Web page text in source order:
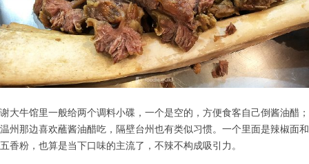
谢大牛馆里一般给两个调料小碟，一个是空的，方便食客自己倒酱油醋；
温州那边喜欢蘸酱油醋吃，隔壁台州也有类似习惯。一个里面是辣椒面和
五香粉，也算是当下口味的主流了，不辣不构成吸引力。